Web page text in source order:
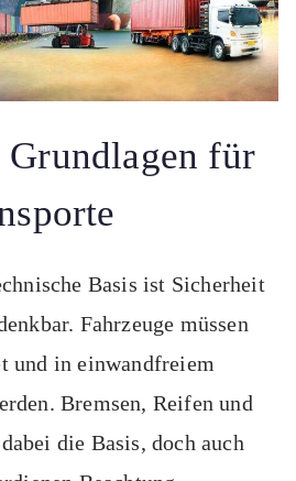
Grundlagen für
Basis ist Sicherheit
Fahrzeuge müssen
und in einwandfreiem
Bremsen, Reifen und
die Basis, doch auch